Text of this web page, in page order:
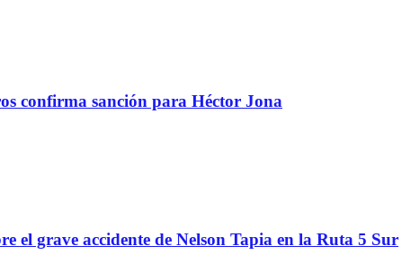
confirma sanción para Héctor Jona
el grave accidente de Nelson Tapia en la Ruta 5 Sur